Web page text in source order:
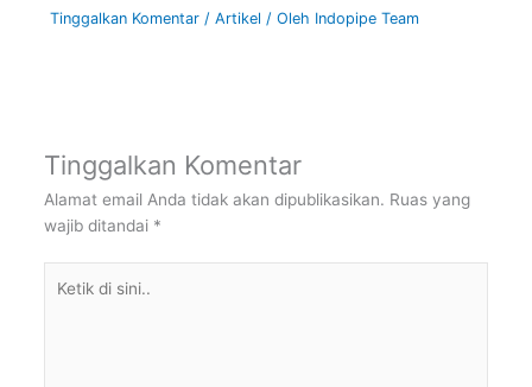
Tinggalkan Komentar / Artikel / Oleh Indopipe Team
Tinggalkan Komentar
Alamat email Anda tidak akan dipublikasikan. Ruas yang
wajib ditandai *